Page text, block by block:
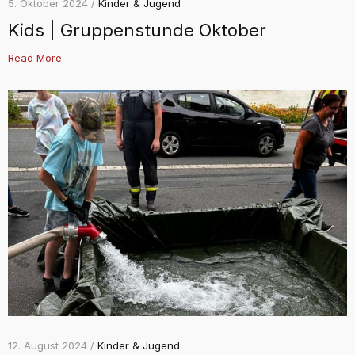
5. Oktober 2024 / Kinder & Jugend
Kids | Gruppenstunde Oktober
Read More
12. August 2024 / Kinder & Jugend